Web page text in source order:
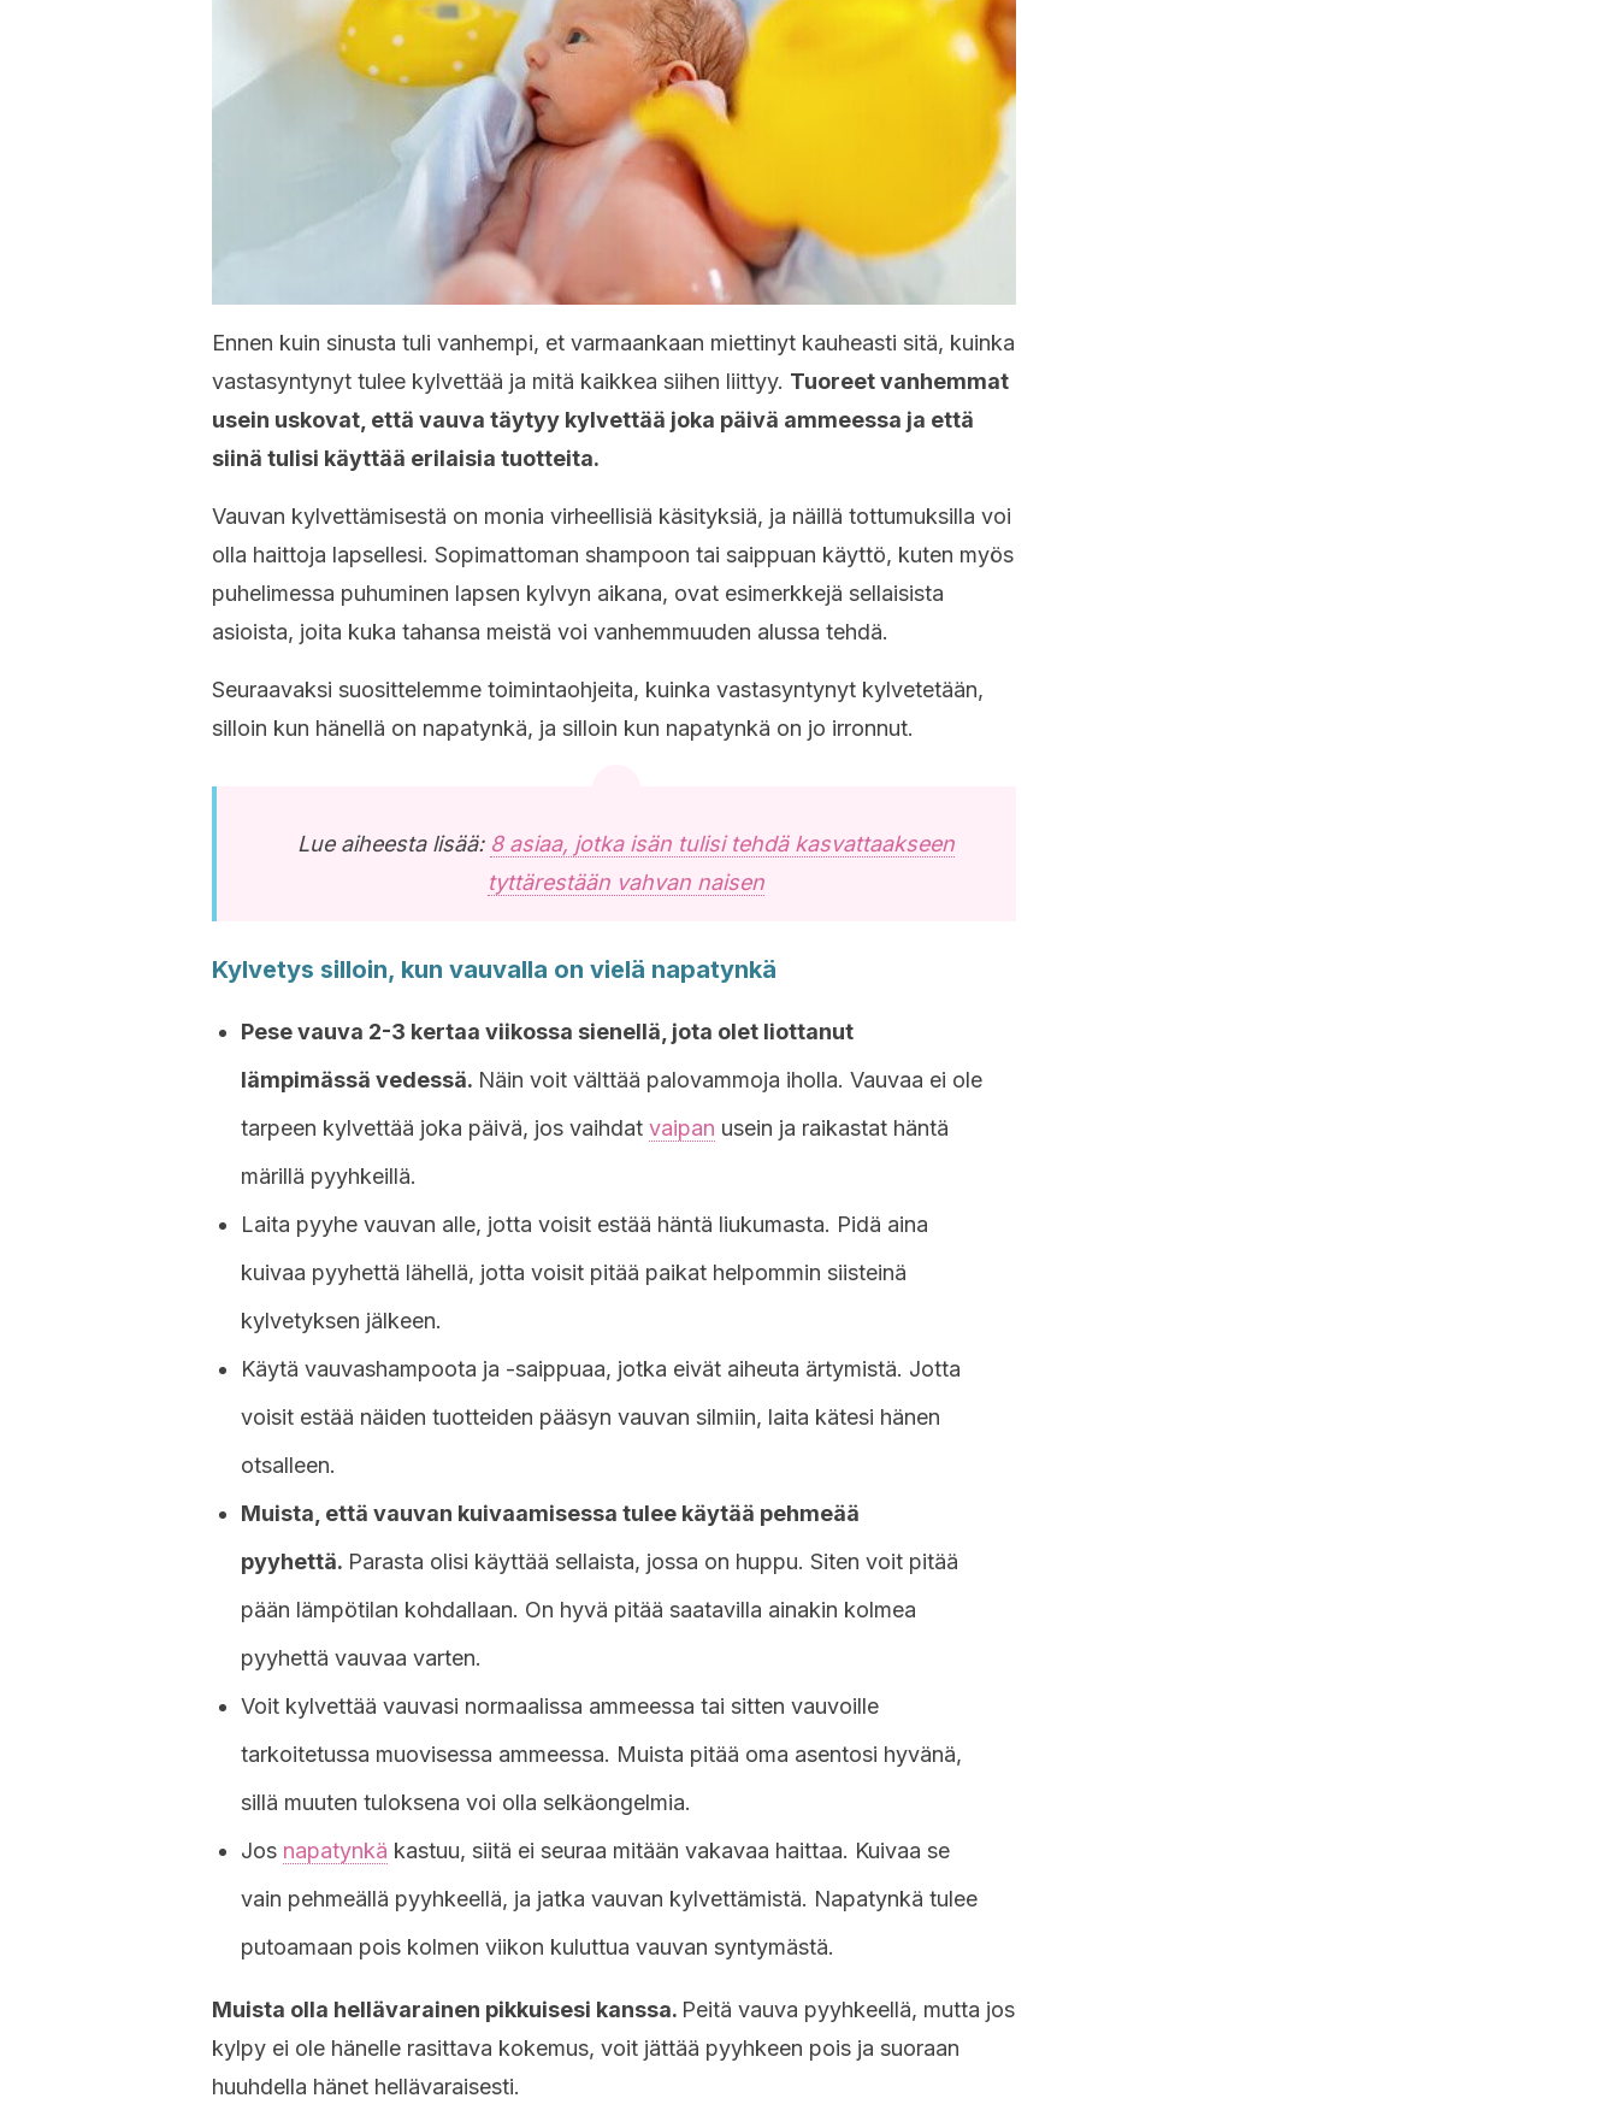
Ennen kuin sinusta tuli vanhempi, et varmaankaan miettinyt kauheasti sitä, kuinka
vastasyntynyt tulee kylvettää ja mitä kaikkea siihen liittyy. Tuoreet vanhemmat
usein uskovat, että vauva täytyy kylvettää joka päivä ammeessa ja että
siinä tulisi käyttää erilaisia tuotteita.
Vauvan kylvettämisestä on monia virheellisiä käsityksiä, ja näillä tottumuksilla voi
olla haittoja lapsellesi. Sopimattoman shampoon tai saippuan käyttö, kuten myös
puhelimessa puhuminen lapsen kylvyn aikana, ovat esimerkkejä sellaisista
asioista, joita kuka tahansa meistä voi vanhemmuuden alussa tehdä.
Seuraavaksi suosittelemme toimintaohjeita, kuinka vastasyntynyt kylvetetään,
silloin kun hänellä on napatynkä, ja silloin kun napatynkä on jo irronnut.
Lue aiheesta lisää: 8 asiaa, jotka isän tulisi tehdä kasvattaakseen
tyttärestään vahvan naisen
Kylvetys silloin, kun vauvalla on vielä napatynkä
Pese vauva 2-3 kertaa viikossa sienellä, jota olet liottanut
lämpimässä vedessä. Näin voit välttää palovammoja iholla. Vauvaa ei ole
tarpeen kylvettää joka päivä, jos vaihdat vaipan usein ja raikastat häntä
märillä pyyhkeillä.
Laita pyyhe vauvan alle, jotta voisit estää häntä liukumasta. Pidä aina
kuivaa pyyhettä lähellä, jotta voisit pitää paikat helpommin siisteinä
kylvetyksen jälkeen.
Käytä vauvashampoota ja -saippuaa, jotka eivät aiheuta ärtymistä. Jotta
voisit estää näiden tuotteiden pääsyn vauvan silmiin, laita kätesi hänen
otsalleen.
Muista, että vauvan kuivaamisessa tulee käytää pehmeää
pyyhettä. Parasta olisi käyttää sellaista, jossa on huppu. Siten voit pitää
pään lämpötilan kohdallaan. On hyvä pitää saatavilla ainakin kolmea
pyyhettä vauvaa varten.
Voit kylvettää vauvasi normaalissa ammeessa tai sitten vauvoille
tarkoitetussa muovisessa ammeessa. Muista pitää oma asentosi hyvänä,
sillä muuten tuloksena voi olla selkäongelmia.
Jos napatynkä kastuu, siitä ei seuraa mitään vakavaa haittaa. Kuivaa se
vain pehmeällä pyyhkeellä, ja jatka vauvan kylvettämistä. Napatynkä tulee
putoamaan pois kolmen viikon kuluttua vauvan syntymästä.
Muista olla hellävarainen pikkuisesi kanssa. Peitä vauva pyyhkeellä, mutta jos
kylpy ei ole hänelle rasittava kokemus, voit jättää pyyhkeen pois ja suoraan
huuhdella hänet hellävaraisesti.